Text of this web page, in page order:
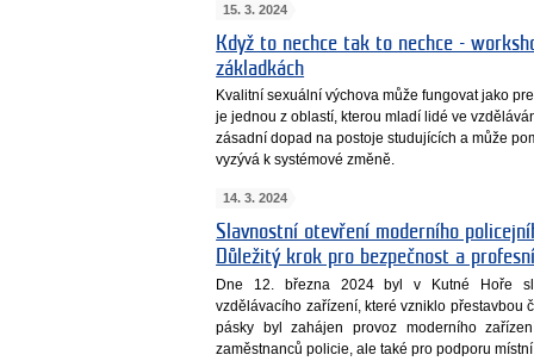
15. 3. 2024
Když to nechce tak to nechce -
základkách
Kvalitní sexuální výchova může fungovat jako
je jednou z oblastí, kterou mladí lidé ve
zásadní dopad na postoje studujících a může
vyzývá k systémové změně.
14. 3. 2024
Slavnostní otevření moderního
Důležitý krok pro bezpečnost a
Dne 12. března 2024 byl v Kutné Hoře
vzdělávacího zařízení, které vzniklo přestavbou
pásky byl zahájen provoz moderního
zaměstnanců policie, ale také pro podporu